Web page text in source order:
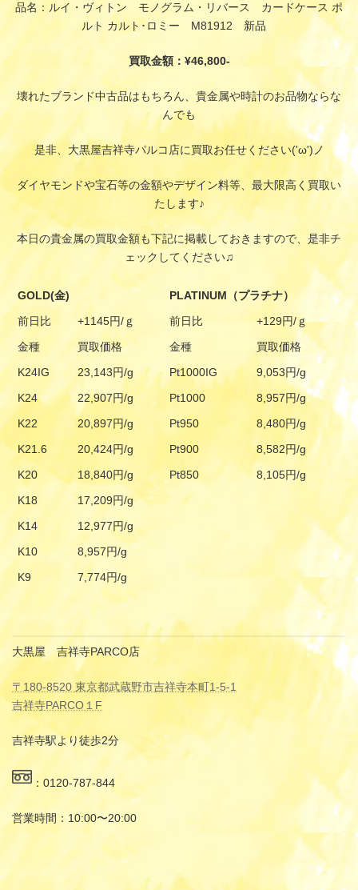
品名：ルイ・ヴィトン モノグラム・リバース カードケース ポ
ルト カルト･ロミー M81912 新品
買取金額：¥46,800-
壊れたブランド中古品はもちろん、貴金属や時計のお品物ならな
んでも
是非、大黒屋吉祥寺パルコ店に買取お任せください('ω')ノ
ダイヤモンドや宝石等の金額やデザイン料等、最大限高く買取い
たします♪
本日の貴金属の買取金額も下記に掲載しておきますので、是非チ
ェックしてください♫
GOLD(金)
PLATINUM（プラチナ）
前日比
+1145円/ｇ 前日比
+129円/ｇ
金種
買取価格 金種
買取価格
K24IG
23,143円/g Pt1000IG
9,053円/g
K24
22,907円/g Pt1000
8,957円/g
K22
20,897円/g Pt950
8,480円/g
K21.6
20,424円/g Pt900
8,582円/g
K20
18,840円/g Pt850
8,105円/g
K18
17,209円/g
K14
12,977円/g
K10
8,957円/g
K9
7,774円/g
大黒屋 吉祥寺PARCO店
〒180-8520 東京都武蔵野市吉祥寺本町1-5-1
吉祥寺PARCO１F
吉祥寺駅より徒歩2分
：0120-787-844
営業時間：10:00〜20:00